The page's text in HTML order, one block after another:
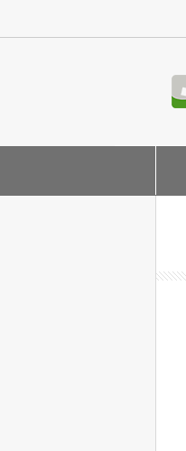
ン